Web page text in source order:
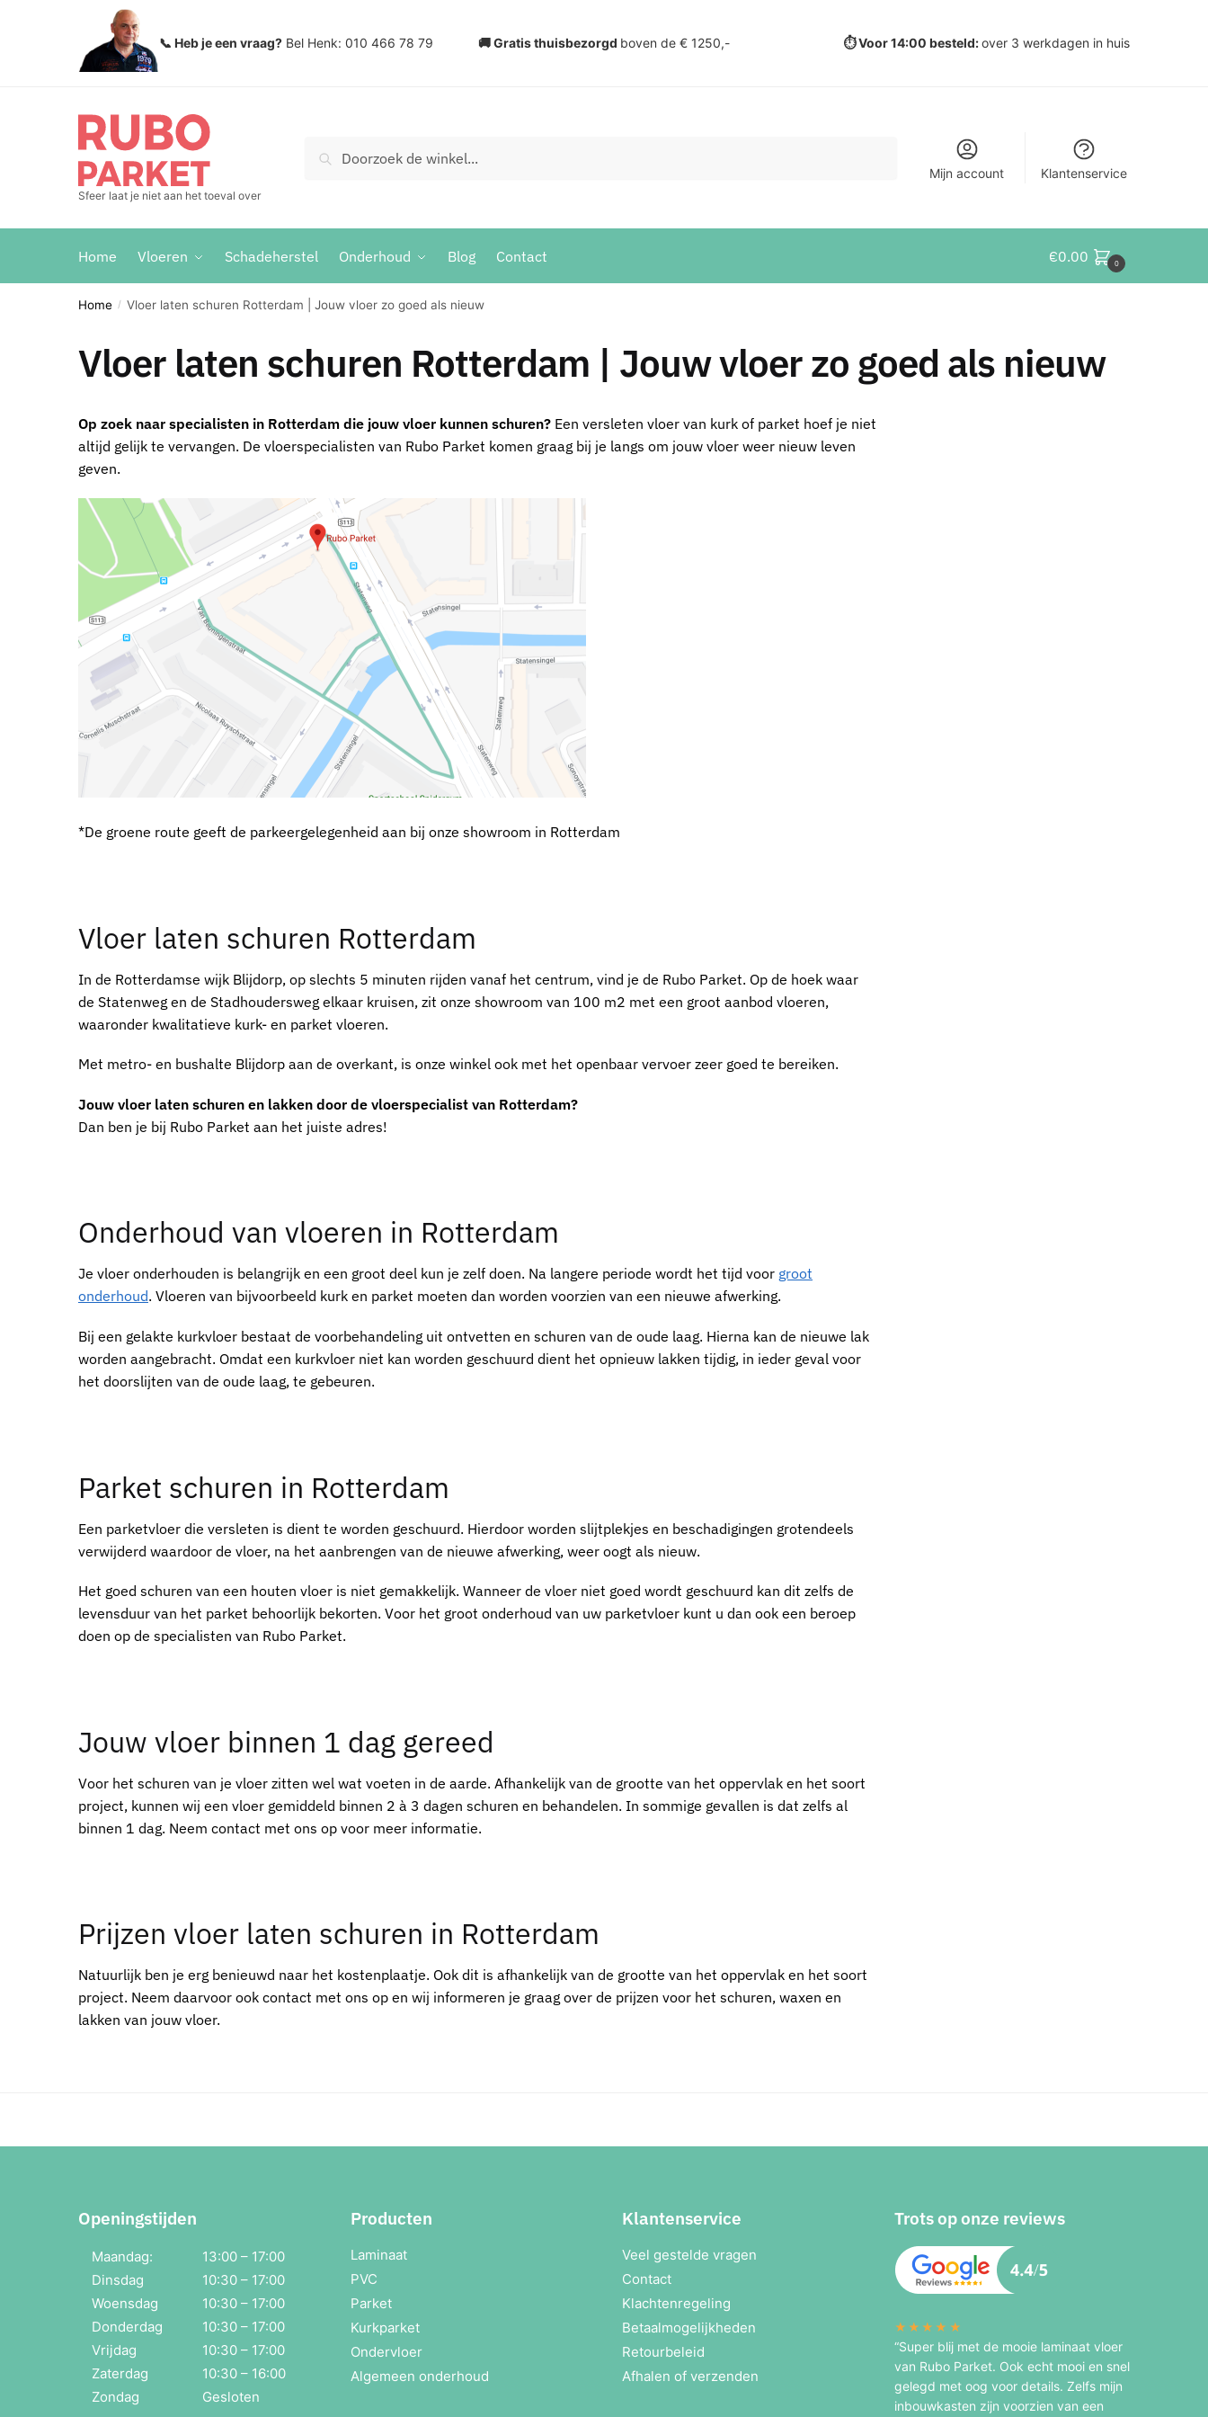
📞 Heb je een vraag? Bel Henk: 010 466 78 79 🚚 Gratis thuisbezorgd boven de € 1250,- ⏱️ Voor 14:00 besteld:over 3 werkdagen in huis
Sfeer laat je niet aan het toeval over
voor:
Mijn account Klantenservice
Home Vloeren Schadeherstel Onderhoud Blog Contact €0.00 0
Home / Vloer laten schuren Rotterdam | Jouw vloer zo goed als nieuw
Vloer laten schuren Rotterdam | Jouw vloer zo goed als nieuw
Op zoek naar specialisten in Rotterdam die jouw vloer kunnen schuren? Een versleten vloer van kurk of parket hoef je niet
altijd gelijk te vervangen. De vloerspecialisten van Rubo Parket komen graag bij je langs om jouw vloer weer nieuw leven
geven.
*De groene route geeft de parkeergelegenheid aan bij onze showroom in Rotterdam
Vloer laten schuren Rotterdam
In de Rotterdamse wijk Blijdorp, op slechts 5 minuten rijden vanaf het centrum, vind je de Rubo Parket. Op de hoek waar
de Statenweg en de Stadhoudersweg elkaar kruisen, zit onze showroom van 100 m2 met een groot aanbod vloeren,
waaronder kwalitatieve kurk- en parket vloeren.
Met metro- en bushalte Blijdorp aan de overkant, is onze winkel ook met het openbaar vervoer zeer goed te bereiken.
Jouw vloer laten schuren en lakken door de vloerspecialist van Rotterdam?
Dan ben je bij Rubo Parket aan het juiste adres!
Onderhoud van vloeren in Rotterdam
Je vloer onderhouden is belangrijk en een groot deel kun je zelf doen. Na langere periode wordt het tijd voor groot
onderhoud. Vloeren van bijvoorbeeld kurk en parket moeten dan worden voorzien van een nieuwe afwerking.
Bij een gelakte kurkvloer bestaat de voorbehandeling uit ontvetten en schuren van de oude laag. Hierna kan de nieuwe lak
worden aangebracht. Omdat een kurkvloer niet kan worden geschuurd dient het opnieuw lakken tijdig, in ieder geval voor
het doorslijten van de oude laag, te gebeuren.
Parket schuren in Rotterdam
Een parketvloer die versleten is dient te worden geschuurd. Hierdoor worden slijtplekjes en beschadigingen grotendeels
verwijderd waardoor de vloer, na het aanbrengen van de nieuwe afwerking, weer oogt als nieuw.
Het goed schuren van een houten vloer is niet gemakkelijk. Wanneer de vloer niet goed wordt geschuurd kan dit zelfs de
levensduur van het parket behoorlijk bekorten. Voor het groot onderhoud van uw parketvloer kunt u dan ook een beroep
doen op de specialisten van Rubo Parket.
Jouw vloer binnen 1 dag gereed
Voor het schuren van je vloer zitten wel wat voeten in de aarde. Afhankelijk van de grootte van het oppervlak en het soort
project, kunnen wij een vloer gemiddeld binnen 2 à 3 dagen schuren en behandelen. In sommige gevallen is dat zelfs al
binnen 1 dag. Neem contact met ons op voor meer informatie.
Prijzen vloer laten schuren in Rotterdam
Natuurlijk ben je erg benieuwd naar het kostenplaatje. Ook dit is afhankelijk van de grootte van het oppervlak en het soort
project. Neem daarvoor ook contact met ons op en wij informeren je graag over de prijzen voor het schuren, waxen en
lakken van jouw vloer.
Openingstijden
Maandag:
13:00 – 17:00
Dinsdag
10:30 – 17:00
Woensdag
10:30 – 17:00
Donderdag
10:30 – 17:00
Vrijdag
10:30 – 17:00
Zaterdag
10:30 – 16:00
Zondag
Gesloten
Producten
Laminaat
PVC
Parket
Kurkparket
Ondervloer
Algemeen onderhoud
Klantenservice
Veel gestelde vragen
Contact
Klachtenregeling
Betaalmogelijkheden
Retourbeleid
Afhalen of verzenden
Trots op onze reviews
★★★★★
“Super blij met de mooie laminaat vloer
van Rubo Parket. Ook echt mooi en snel
gelegd met oog voor details. Zelfs mijn
inbouwkasten zijn voorzien van een